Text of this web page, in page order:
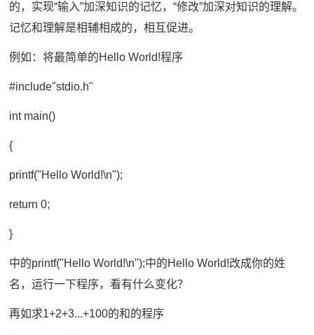
的，实现“输入”加深知识的记忆，“修改”加深对知识的理解。
记忆和理解是相辅相成的，相互促进。
例如：将最简单的Hello World!程序
#include"stdio.h"
int main()
{
printf("Hello World!\n");
return 0;
}
中的printf("Hello World!\n");中的Hello World!改成你的姓
名，运行一下程序，看有什么变化？
再如求1+2+3...+100的和的程序